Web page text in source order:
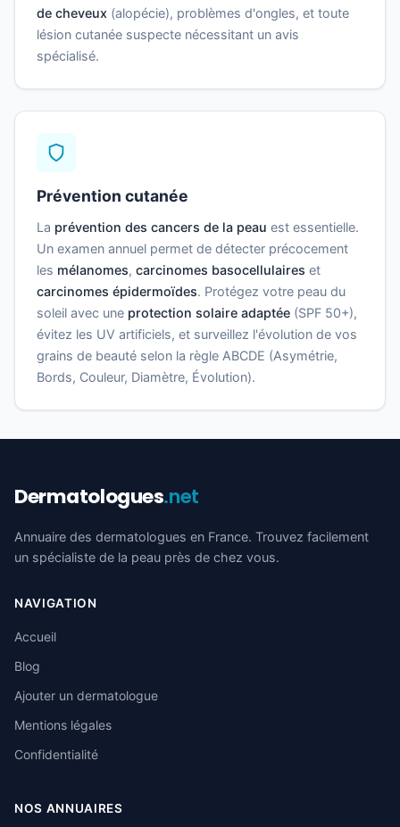
de cheveux (alopécie), problèmes d'ongles, et toute
lésion cutanée suspecte nécessitant un avis
spécialisé.
Prévention cutanée
La prévention des cancers de la peau est essentielle.
Un examen annuel permet de détecter précocement
les mélanomes, carcinomes basocellulaires et
carcinomes épidermoïdes. Protégez votre peau du
soleil avec une protection solaire adaptée (SPF 50+),
évitez les UV artificiels, et surveillez l'évolution de vos
grains de beauté selon la règle ABCDE (Asymétrie,
Bords, Couleur, Diamètre, Évolution).
Dermatologues.net
Annuaire des dermatologues en France. Trouvez facilement
un spécialiste de la peau près de chez vous.
NAVIGATION
Accueil
Blog
Ajouter un dermatologue
Mentions légales
Confidentialité
NOS ANNUAIRES